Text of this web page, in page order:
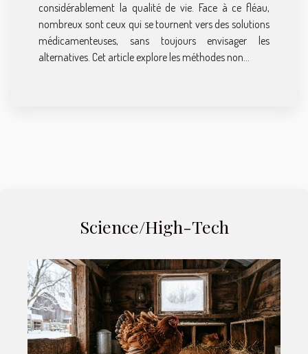
considérablement la qualité de vie. Face à ce fléau,
nombreux sont ceux qui se tournent vers des solutions
médicamenteuses, sans toujours envisager les
alternatives. Cet article explore les méthodes non...
Science/High-Tech